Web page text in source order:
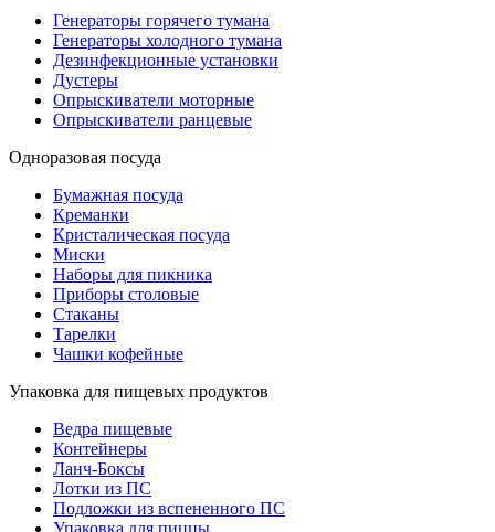
Генераторы горячего тумана
Генераторы холодного тумана
Дезинфекционные установки
Дустеры
Опрыскиватели моторные
Опрыскиватели ранцевые
Одноразовая посуда
Бумажная посуда
Креманки
Кристалическая посуда
Миски
Наборы для пикника
Приборы столовые
Стаканы
Тарелки
Чашки кофейные
Упаковка для пищевых продуктов
Ведра пищевые
Контейнеры
Ланч-Боксы
Лотки из ПС
Подложки из вспененного ПС
Упаковка для пиццы